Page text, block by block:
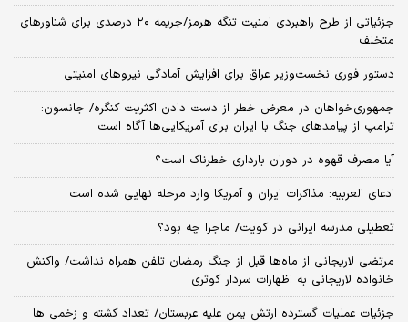
جزئیاتی از طرح راهبردی امنیت تنگه هرمز/جریمه ۲۰ درصدی برای شناورهای
متخلف
دستور فوری نخست‌وزیر عراق برای افزایش آمادگی نیروهای امنیتی
جمهوری‌خواهان در معرض خطر از دست دادن اکثریت کنگره/ جانسون:
ترامپ از پیامدهای جنگ با ایران برای آمریکایی‌ها آگاه است
آیا مصرف قهوه در دوران بارداری خطرناک است؟
ادعای العربیه: مذاکرات ایران و آمریکا وارد مرحله نهایی شده است
تعطیلی مدرسه ایرانی در کویت/ ماجرا چه بود؟
مرتضی لاریجانی از ماه‌ها قبل از جنگ رمضان تلفن همراه نداشت/ واکنش
خانواده لاریجانی به اظهارات سردار کوثری
جزئیات عملیات گسترده ارتش یمن علیه عربستان/ تعداد کشته و زخمی ها